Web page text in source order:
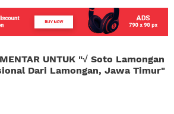
UNTUK "√ Soto Lamongan
Dari Lamongan, Jawa Timur"